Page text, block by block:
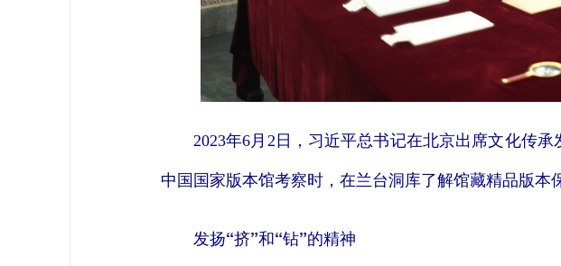
2023年6月2日，习近平总书记在北京出席文化传承
中国国家版本馆考察时，在兰台洞库了解馆藏精品版本
发扬“挤”和“钻”的精神